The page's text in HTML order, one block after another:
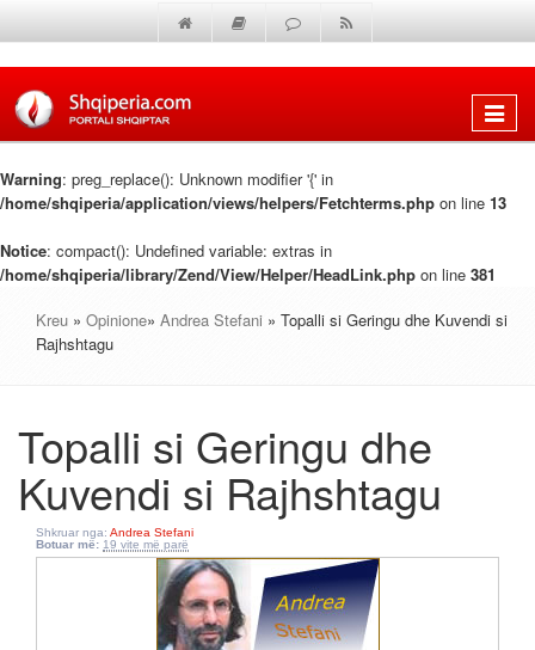
Shfaq
Warning: preg_replace(): Unknown modifier '{' in
/home/shqiperia/application/views/helpers/Fetchterms.php on line 13
Notice: compact(): Undefined variable: extras in
/home/shqiperia/library/Zend/View/Helper/HeadLink.php on line 381
Kreu » Opinione» Andrea Stefani » Topalli si Geringu dhe Kuvendi si
Rajhshtagu
Topalli si Geringu dhe
Kuvendi si Rajhshtagu
Shkruar nga: Andrea Stefani
Botuar më: 19 vite më parë